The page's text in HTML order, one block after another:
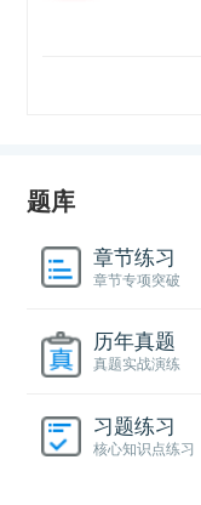
题库
章节练习
章节专项突破
历年真题
真题实战演练
习题练习
核心知识点练习